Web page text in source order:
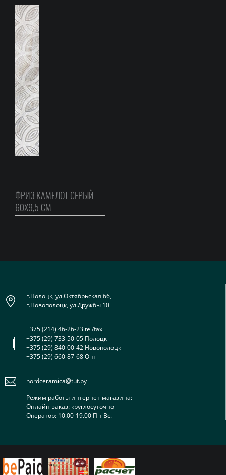
ФРИЗ КАМЕЛОТ СЕРЫЙ
60Х9,5 CM
г.Полоцк, ул.Октябрьская 66,
г.Новополоцк, ул.Дружбы 10
+375 (214) 46-26-23 tel/fax
+375 (29) 733-50-05 Полоцк
+375 (29) 840-00-42 Новополоцк
+375 (29) 660-87-68 Опт
nordceramica@tut.by
Режим работы интернет-магазина:
Онлайн-заказ: круглосуточно
Оператор: 10.00-19.00 Пн-Вс.